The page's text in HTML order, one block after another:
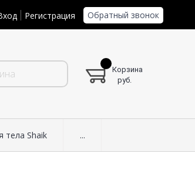
Регистрация Обратный звонок
Корзина
руб.
тела Shaik ...